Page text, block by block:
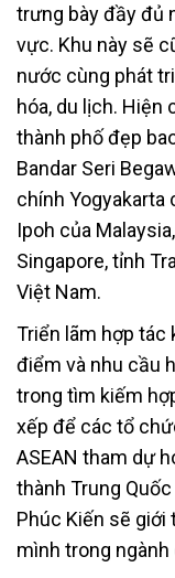
trưng bày đầy đủ
vực. Khu này sẽ
nước cùng phát
hóa, du lịch. Hiện
thành phố đẹp
Bandar Seri
chính Yogyakarta
Ipoh của
Singapore, tỉnh
Việt Nam.
Triển lãm hợp tác
điểm và nhu cầu
trong tìm kiếm
xếp để các tổ
ASEAN tham dự
thành Trung
Phúc Kiến sẽ giới
mình trong